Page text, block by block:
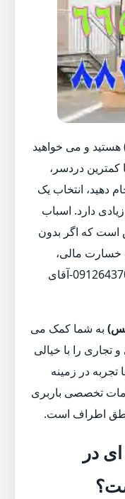
هستید و می خواهید
دردسر،
دهید، انتخاب یک
دارد. اسباب
که اگر بدون
خسارت مالی،
اتلاف وقت و استرس فراوان شود.09126437025-آقای
به شما کمک می
و تجاری را با خیالی
در زمینه
تخصصی باربری
اطراف است.
در